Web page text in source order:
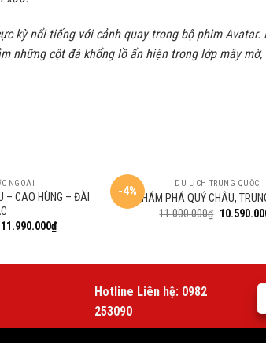
kỳ nổi tiếng với cảnh quay trong bộ phim
những cột đá khổng lồ ẩn hiện trong lớp mây
NGOÀI
– CAO HÙNG – ĐÀI
11.990.000₫
-4%
DU LỊCH TRUNG QUỐC
KHÁM PHÁ QUÝ CHÂU,
11.000.000₫
Hotline Liên hệ: 0982
253090